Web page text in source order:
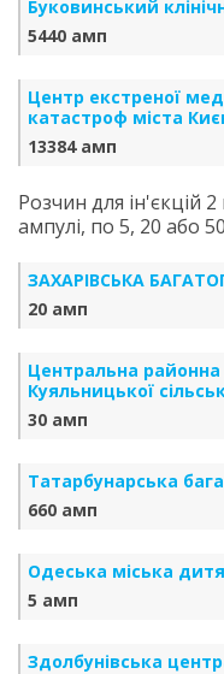
Буковинський
5440 амп
Центр екстреної
катастроф міста
13384 амп
Розчин для ін'єкцій
ампулі, по 5, 20 або
ЗАХАРІВСЬКА
20 амп
Центральна районна
Куяльницької
30 амп
Татарбунарська
660 амп
Одеська міська
5 амп
Здолбунівська